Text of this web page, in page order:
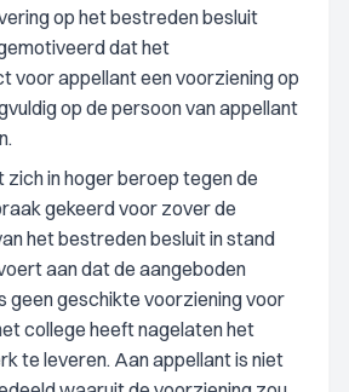
op het bestreden besluit
dat het
voor appellant een voorziening op
op de persoon van appellant
zich in hoger beroep tegen de
gekeerd voor zover de
het bestreden besluit in stand
aan dat de aangeboden
geschikte voorziening voor
college heeft nagelaten het
te leveren. Aan appellant is niet